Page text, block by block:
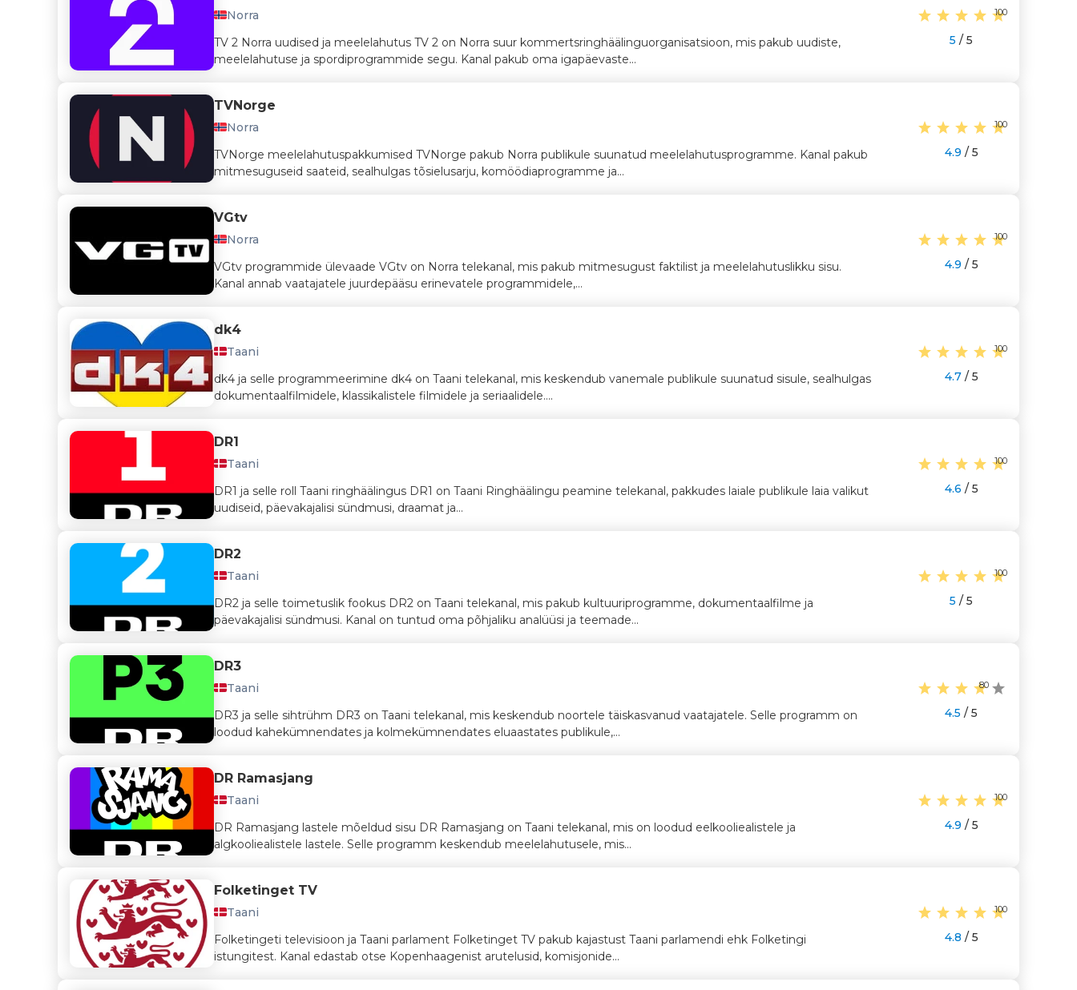
Norra
TV 2 Norra uudised ja meelelahutus TV 2 on Norra suur kommertsringhäälinguorganisatsioon, mis pakub uudiste,
meelelahutuse ja spordiprogrammide segu. Kanal pakub oma igapäevaste...
100
5 / 5
TVNorge
Norra
TVNorge meelelahutuspakkumised TVNorge pakub Norra publikule suunatud meelelahutusprogramme. Kanal pakub
mitmesuguseid saateid, sealhulgas tõsielusarju, komöödiaprogramme ja...
100
4.9 / 5
VGtv
Norra
VGtv programmide ülevaade VGtv on Norra telekanal, mis pakub mitmesugust faktilist ja meelelahutuslikku sisu.
Kanal annab vaatajatele juurdepääsu erinevatele programmidele,...
100
4.9 / 5
dk4
Taani
dk4 ja selle programmeerimine dk4 on Taani telekanal, mis keskendub vanemale publikule suunatud sisule, sealhulgas
dokumentaalfilmidele, klassikalistele filmidele ja seriaalidele....
100
4.7/ 5
DR1
Taani
DR1 ja selle roll Taani ringhäälingus DR1 on Taani Ringhäälingu peamine telekanal, pakkudes laiale publikule laia valikut
uudiseid, päevakajalisi sündmusi, draamat ja...
100
4.6 / 5
DR2
Taani
DR2 ja selle toimetuslik fookus DR2 on Taani telekanal, mis pakub kultuuriprogramme, dokumentaalfilme ja
päevakajalisi sündmusi. Kanal on tuntud oma põhjaliku analüüsi ja teemade...
100
5 / 5
DR3
Taani
DR3 ja selle sihtrühm DR3 on Taani telekanal, mis keskendub noortele täiskasvanud vaatajatele. Selle programm on
loodud kahekümnendates ja kolmekümnendates eluaastates publikule,...
80
4.5 / 5
DR Ramasjang
Taani
DR Ramasjang lastele mõeldud sisu DR Ramasjang on Taani telekanal, mis on loodud eelkooliealistele ja
algkooliealistele lastele. Selle programm keskendub meelelahutusele, mis...
100
4.9 / 5
Folketinget TV
Taani
Folketingeti televisioon ja Taani parlament Folketinget TV pakub kajastust Taani parlamendi ehk Folketingi
istungitest. Kanal edastab otse Kopenhaagenist arutelusid, komisjonide...
100
4.8 / 5